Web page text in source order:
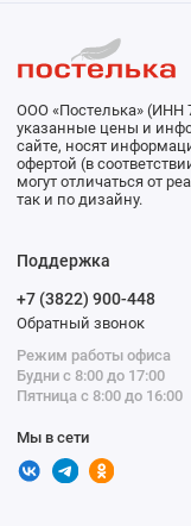
ООО «Постелька» (ИНН
указанные цены и
сайте, носят
офертой (в
могут отличаться от
так и по дизайну.
Поддержка
+7 (3822) 900-448
Обратный звонок
Режим работы офиса
Будни с 8:00 до 17:00
Пятница с 8:00 до 16:00
Мы в сети